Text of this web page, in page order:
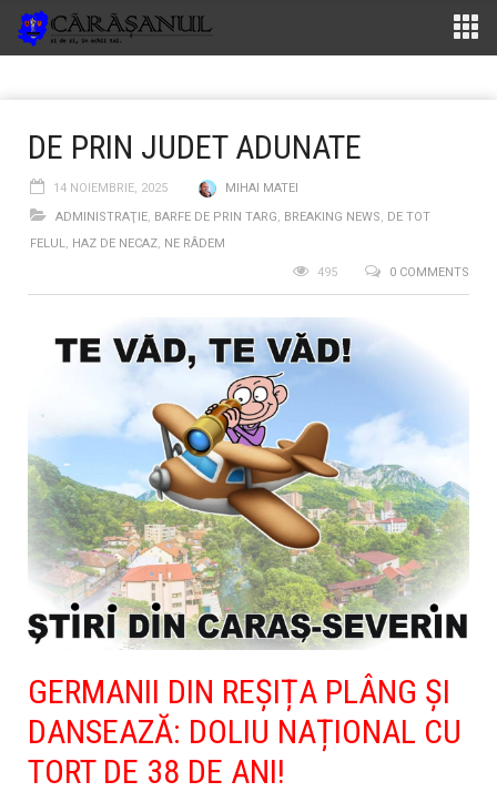
DE PRIN JUDET ADUNATE
14 NOIEMBRIE, 2025
MIHAI MATEI
ADMINISTRAŢIE, BARFE DE PRIN TARG, BREAKING NEWS, DE TOT
FELUL, HAZ DE NECAZ, NE RÂDEM
0 COMMENTS
495
GERMANII DIN REȘIȚA PLÂNG ȘI
DANSEAZĂ: DOLIU NAȚIONAL CU
TORT DE 38 DE ANI!